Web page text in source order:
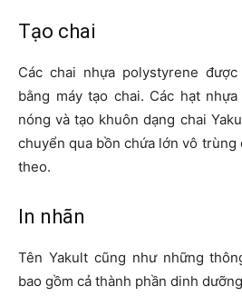
Tạo chai
Các chai nhựa polystyrene
bằng máy tạo chai. Các hạt
nóng và tạo khuôn dạng chai
chuyển qua bồn chứa lớn vô trùng
theo.
In nhãn
Tên Yakult cũng như những
bao gồm cả thành phần dinh